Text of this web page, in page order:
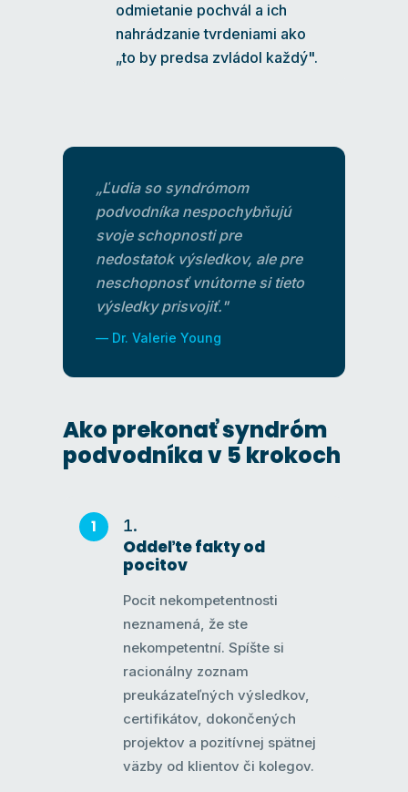
odmietanie pochvál a ich
nahrádzanie tvrdeniami ako
„to by predsa zvládol každý".
„Ľudia so syndrómom
podvodníka nespochybňujú
svoje schopnosti pre
nedostatok výsledkov, ale pre
neschopnosť vnútorne si tieto
výsledky prisvojiť."
— Dr. Valerie Young
Ako prekonať syndróm
podvodníka v 5 krokoch
Oddeľte fakty od
pocitov
Pocit nekompetentnosti
neznamená, že ste
nekompetentní. Spíšte si
racionálny zoznam
preukázateľných výsledkov,
certifikátov, dokončených
projektov a pozitívnej spätnej
väzby od klientov či kolegov.